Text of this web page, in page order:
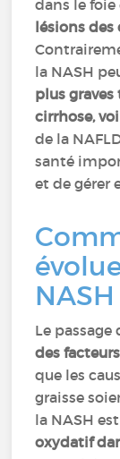
dans le
lésions
la NASH
plus
cirrhose,
de la
santé
et de gérer
NASH
Le
des
que les
graisse
la NASH
oxydatif